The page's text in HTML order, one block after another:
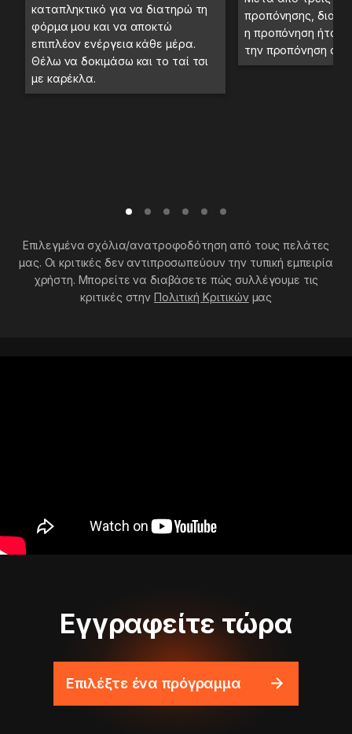
καταπληκτικό για να διατηρώ τη
φόρμα μου και να αποκτώ
επιπλέον ενέργεια κάθε μέρα.
Θέλω να δοκιμάσω και το ταί τσι
με καρέκλα.
προπόνησης,
η προπόνηση ήταν
την προπόνηση στο
Επιλεγμένα σχόλια/ανατροφοδότηση από τους πελάτες
μας. Οι κριτικές δεν αντιπροσωπεύουν την τυπική εμπειρία
χρήστη. Μπορείτε να διαβάσετε πώς συλλέγουμε τις
κριτικές στην Πολιτική Κριτικώνμας
Εγγραφείτε τώρα
Επιλέξτε ένα πρόγραμμα